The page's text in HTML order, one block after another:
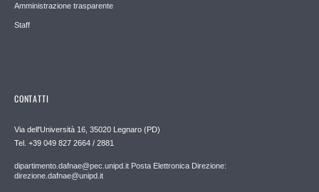
Amministrazione trasparente
Staff
CONTATTI
Via dell'Università 16, 35020 Legnaro (PD)
Tel. +39 049 827 2664 / 2881
dipartimento.dafnae@pec.unipd.it Posta Elettronica Direzione:
direzione.dafnae@unipd.it